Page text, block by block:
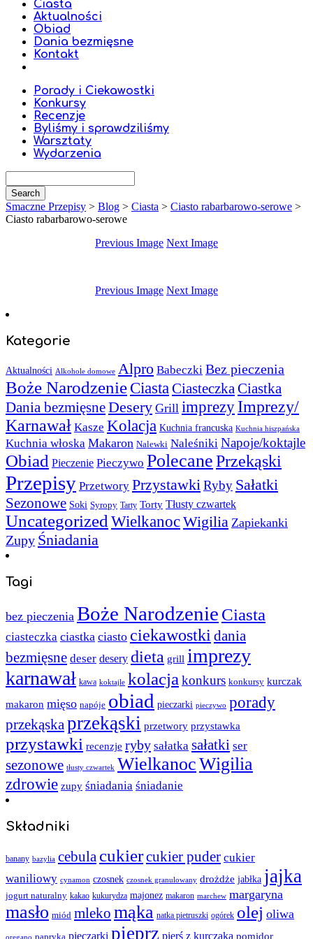
Ciasta
Aktualności
Obiad
Dania bezmięsne
Kontakt
Porady i Ciekawostki
Konkursy
Recenzje
Byliśmy i sprawdziliśmy
Warsztaty
Wydarzenia
Smaczne Przepisy > Blog > Ciasta > Ciasto rabarbarowo-serowe >
Ciasto rabarbarowo-serowe
Previous Image Next Image
Previous Image Next Image
Kategorie
Aktualności Alkohole domowe Alpro Babeczki Bez pieczenia
Boże NarodzenieCiastaCiasteczkaCiastka
Dania bezmięsneDesery Grill imprezy Imprezy/
Karnawał Kasze Kolacja Kuchnia francuska Kuchnia hiszpańska
Kuchnia włoska Makaron Nalewki Naleśniki Napoje/koktajle
Obiad Pieczenie Pieczywo PolecanePrzekąski
Przepisy Przetwory PrzystawkiRyby Sałatki
Sezonowe Soki Syropy Tarty Torty Tłusty czwartek
UncategorizedWielkanocWigilia Zapiekanki
Zupy Śniadania
Tagi
bez pieczenia Boże Narodzenie Ciasta
ciasteczka ciastka ciasto ciekawostki dania
bezmięsne deser desery dieta grill imprezy
karnawał kawa koktajle kolacja konkurs konkursy kurczak
makaron mięso napóje obiad pieczarki pieczywo porady
przekąskaprzekąski przetwory przystawka
przystawki recenzje ryby sałatka sałatki ser
sezonowe tłusty czwartek WielkanocWigilia
zdrowie zupy śniadania śniadanie
Składniki
banany bazylia cebula cukiercukier puder cukier
waniliowy cynamon czosnek czosnek granulowany drożdże jabłka jajka
jogurt naturalny kakao kukurydza majonez makaron marchew margaryna
masło miód mleko mąka natka pietruszki ogórek olej oliwa
oregano papryka pieczarki pieprz pierś z kurczaka pomidor